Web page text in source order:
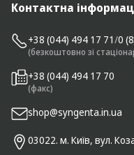
Контактна
+38 (044) 494 17 71/0
(безкоштовно зі
+38 (044) 494 17 70
(факс)
shop@syngenta.in.ua
03022. м. Київ, вул.